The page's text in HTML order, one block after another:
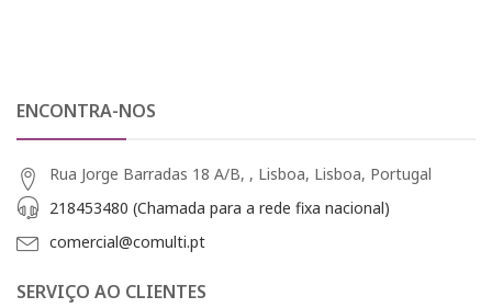
ENCONTRA-NOS
Rua Jorge Barradas 18 A/B, , Lisboa, Lisboa, Portugal
218453480 (Chamada para a rede fixa nacional)
comercial@comulti.pt
SERVIÇO AO CLIENTES